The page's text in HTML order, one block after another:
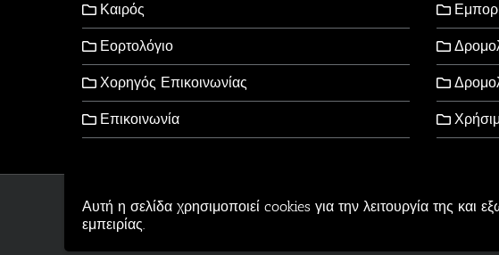
Αυτή η σελίδα χρησιμοποιεί cookies για την λειτουργία της και
εμπειρίας.
Καιρός
Εορτολόγιο
Χορηγός Επικοινωνίας
Επικοινωνία
Copyright © 2006-2026 - All Rights Reserved